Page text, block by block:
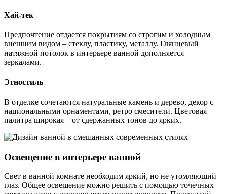
Хай-тек
Предпочтение отдается покрытиям со строгим и холодным
внешним видом – стеклу, пластику, металлу. Глянцевый
натяжной потолок в интерьере ванной дополняется
зеркалами.
Этностиль
В отделке сочетаются натуральные камень и дерево, декор с
национальными орнаментами, ретро смесители. Цветовая
палитра широкая – от сдержанных тонов до ярких.
Освещение в интерьере ванной
Свет в ванной комнате необходим яркий, но не утомляющий
глаз. Общее освещение можно решить с помощью точечных